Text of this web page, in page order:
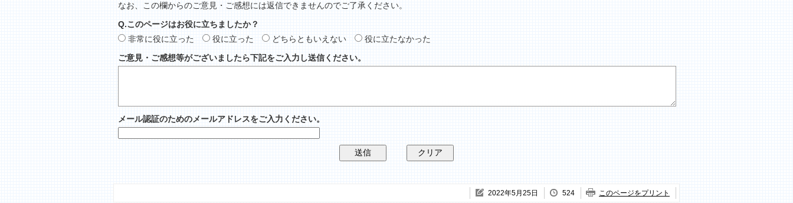
なお、この欄からのご意見・ご感想には返信できませんのでご了承ください。
Q.このページはお役に立ちましたか？
非常に役に立った
役に立った どちらともいえない
役に立たなかった
ご意見・ご感想等がございましたら下記をご入力し送信ください。
メール認証のためのメールアドレスをご入力ください。
2022年5月25日 524 このページをプリント